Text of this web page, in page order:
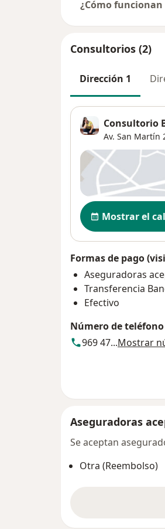
¿Cómo funcionan
Consultorios (2)
Dirección 1
Consultorio
Av. San Martín
Disponibilidad
Mostrar el
Formas de pago
Aseguradoras
Transferencia
Efectivo
Número de teléfono
969 47...Mostrar
Aseguradoras
Se aceptan
Otra (Reembolso)